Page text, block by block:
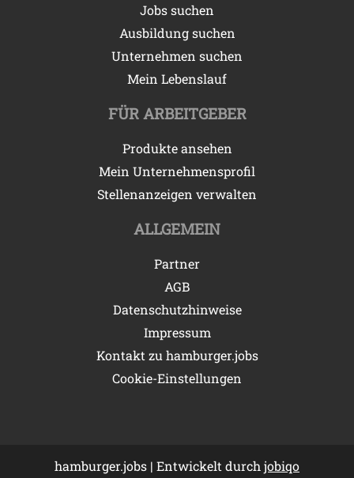
Jobs suchen
Ausbildung suchen
Unternehmen suchen
Mein Lebenslauf
FÜR ARBEITGEBER
Produkte ansehen
Mein Unternehmensprofil
Stellenanzeigen verwalten
ALLGEMEIN
Partner
AGB
Datenschutzhinweise
Impressum
Kontakt zu hamburger.jobs
Cookie-Einstellungen
hamburger.jobs | Entwickelt durchjobiqo